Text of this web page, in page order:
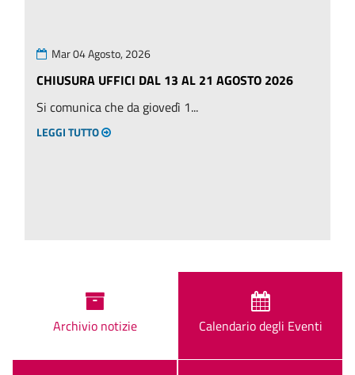
Mar 04 Agosto, 2026
CHIUSURA UFFICI DAL 13 AL 21 AGOSTO 2026
Si comunica che da giovedì 1...
LEGGI TUTTO
Archivio notizie Calendario degli Eventi